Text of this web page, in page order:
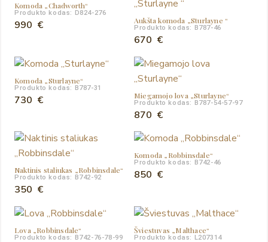
Komoda „Chadworth“
Produkto kodas: D824-276
990 € Aukšta komoda „Sturlayne “
Produkto kodas: B787-46
670 €
Komoda „Sturlayne“
Produkto kodas: B787-31
730 € Miegamojo lova „Sturlayne“
Produkto kodas: B787-54-57-97
870 €
Naktinis staliukas „Robbinsdale“
Produkto kodas: B742-92
350 €
Komoda „Robbinsdale“
Produkto kodas: B742-46
850 €
Lova „Robbinsdale“
Produkto kodas: B742-76-78-99
Šviestuvas „Malthace“
Produkto kodas: L207314